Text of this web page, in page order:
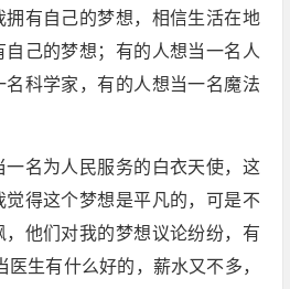
有自己的梦想，相信生活在地
己的梦想；有的人想当一名人
名科学家，有的人想当一名魔法
名为人民服务的白衣天使，这
得这个梦想是平凡的，可是不
，他们对我的梦想议论纷纷，有
医生有什么好的，薪水又不多，